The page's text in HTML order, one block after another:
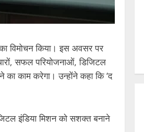
विमोचन किया। इस अवसर पर
सफल परियोजनाओं, डिजिटल
काम करेगा। उन्होंने कहा कि ‘द
इंडिया मिशन को सशक्त बनाने